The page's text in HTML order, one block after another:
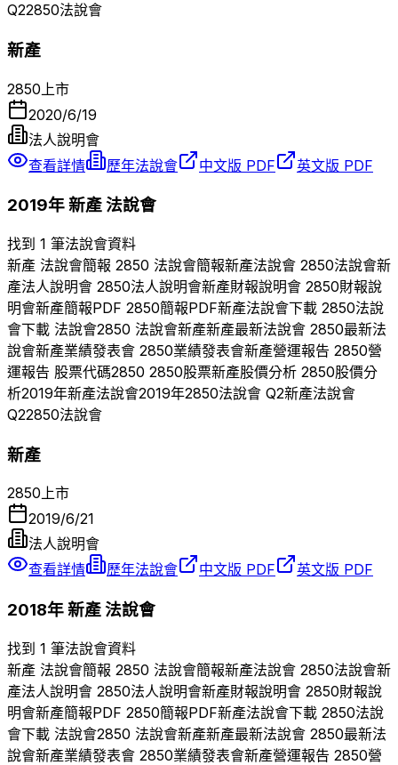
Q22850法說會
新產
2850 上市
2020/6/19
法人說明會
查看詳情
歷年法說會 中文版 PDF 英文版 PDF
2019年新產法說會
找到 1 筆法說會資料
新產 法說會簡報 2850 法說會簡報新產法說會 2850法說會新
產法人說明會 2850法人說明會新產財報說明會 2850財報說
明會新產簡報PDF 2850簡報PDF新產法說會下載 2850法說
會下載 法說會2850 法說會新產新產最新法說會 2850最新法
說會新產業績發表會 2850業績發表會新產營運報告 2850營
運報告 股票代碼2850 2850股票新產股價分析 2850股價分
析2019年新產法說會2019年2850法說會 Q2新產法說會
Q22850法說會
新產
2850上市
2019/6/21
法人說明會
查看詳情
歷年法說會 中文版 PDF 英文版 PDF
2018年新產法說會
找到 1 筆法說會資料
新產 法說會簡報 2850 法說會簡報新產法說會 2850法說會新
產法人說明會 2850法人說明會新產財報說明會 2850財報說
明會新產簡報PDF 2850簡報PDF新產法說會下載 2850法說
會下載 法說會2850 法說會新產新產最新法說會 2850最新法
說會新產業績發表會 2850業績發表會新產營運報告 2850營